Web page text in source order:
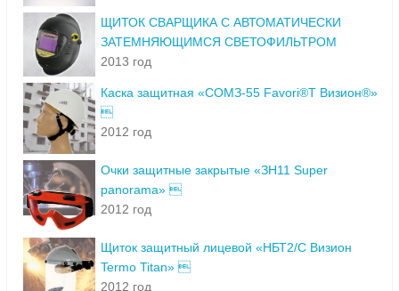
ЩИТОК СВАРЩИКА С АВТОМАТИЧЕСКИ
ЗАТЕМНЯЮЩИМСЯ СВЕТОФИЛЬТРОМ
2013 год
Каска защитная «СОМЗ-55 Favori®T Визион®»

2012 год
Очки защитные закрытые «ЗН11 Super
panorama» 
2012 год
Щиток защитный лицевой «НБТ2/С Визион
Termo Titan» 
2012 год